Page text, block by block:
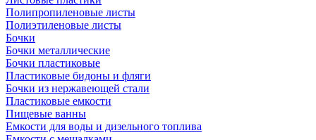
Полипропиленовые листы
Полиэтиленовые листы
Бочки
Бочки металлические
Бочки пластиковые
Пластиковые бидоны и фляги
Бочки из нержавеющей стали
Пластиковые емкости
Пищевые ванны
Емкости для воды и дизельного топлива